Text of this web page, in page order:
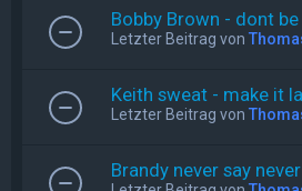
Bobby Brown - dont
Letzter Beitrag von
Keith sweat - make it
Letzter Beitrag von
Brandy never say never